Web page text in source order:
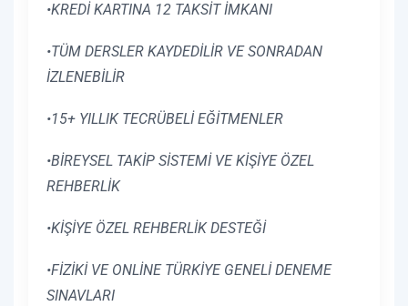
•KREDİ KARTINA 12 TAKSİT İMKANI
•TÜM DERSLER KAYDEDİLİR VE SONRADAN
İZLENEBİLİR
•15+ YILLIK TECRÜBELİ EĞİTMENLER
•BİREYSEL TAKİP SİSTEMİ VE KİŞİYE ÖZEL
REHBERLİK
•KİŞİYE ÖZEL REHBERLİK DESTEĞİ
•FİZİKİ VE ONLİNE TÜRKİYE GENELİ DENEME
SINAVLARI